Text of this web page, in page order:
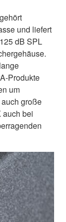
und liefert
dB SPL
Produkte
um
große
auch bei